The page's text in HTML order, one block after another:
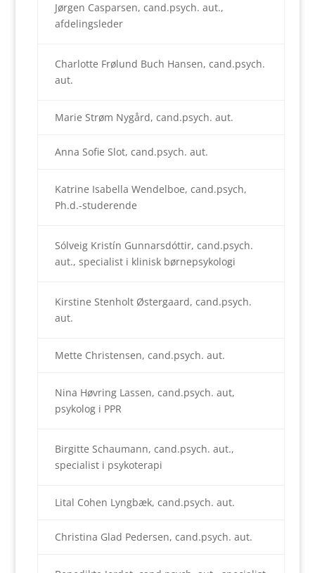
Jørgen Casparsen, cand.psych. aut.,
afdelingsleder
Charlotte Frølund Buch Hansen, cand.psych.
aut.
Marie Strøm Nygård, cand.psych. aut.
Anna Sofie Slot, cand.psych. aut.
Katrine Isabella Wendelboe, cand.psych,
Ph.d.-studerende
Sólveig Kristín Gunnarsdóttir, cand.psych.
aut., specialist i klinisk børnepsykologi
Kirstine Stenholt Østergaard, cand.psych.
aut.
Mette Christensen, cand.psych. aut.
Nina Høvring Lassen, cand.psych. aut,
psykolog i PPR
Birgitte Schaumann, cand.psych. aut.,
specialist i psykoterapi
Lital Cohen Lyngbæk, cand.psych. aut.
Christina Glad Pedersen, cand.psych. aut.